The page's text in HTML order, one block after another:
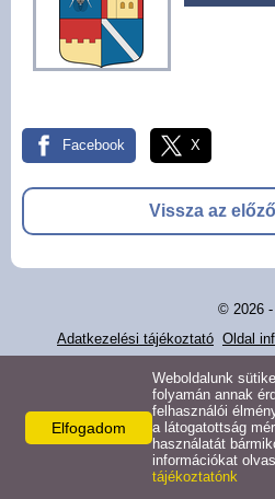
Pályázatok
Alsórajk
EFOP-1.5.2-16-2017-00008
Facebook X
Vissza az
© 2026 -
Adatkezelési tájékoztató Oldal
Elfogadom
Weboldalunk
folyamán annak
felhasználói
a látogatottság
használatát
információkat
tájékoztatónk